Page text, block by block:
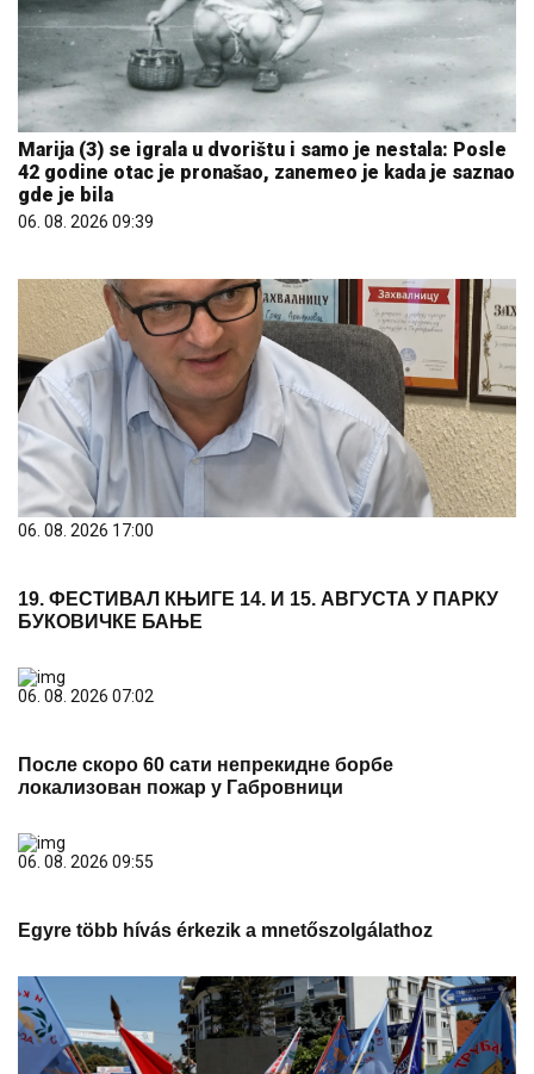
Marija (3) se igrala u dvorištu i samo je nestala: Posle
42 godine otac je pronašao, zanemeo je kada je saznao
gde je bila
06. 08. 2026 09:39
06. 08. 2026 17:00
19. ФЕСТИВАЛ КЊИГЕ 14. И 15. АВГУСТА У ПАРКУ
БУКОВИЧКЕ БАЊЕ
06. 08. 2026 07:02
После скоро 60 сати непрекидне борбе
локализован пожар у Габровници
06. 08. 2026 09:55
Egyre több hívás érkezik a mnetőszolgálathoz